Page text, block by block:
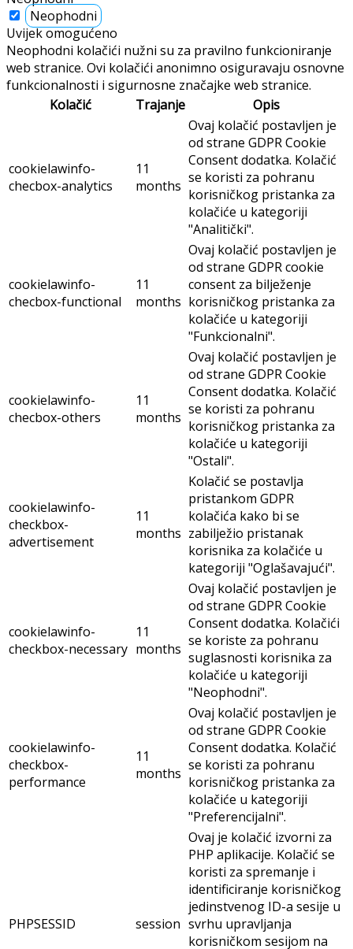
Neophodni
Uvijek omogućeno
Neophodni kolačići nužni su za pravilno funkcioniranje
web stranice. Ovi kolačići anonimno osiguravaju osnovne
funkcionalnosti i sigurnosne značajke web stranice.
Kolačić
Trajanje Opis
cookielawinfo-
checbox-analytics
11
months
Ovaj kolačić postavljen je
od strane GDPR Cookie
Consent dodatka. Kolačić
se koristi za pohranu
korisničkog pristanka za
kolačiće u kategoriji
"Analitički".
cookielawinfo-
checbox-functional
11
months
Ovaj kolačić postavljen je
od strane GDPR cookie
consent za bilježenje
korisničkog pristanka za
kolačiće u kategoriji
"Funkcionalni".
cookielawinfo-
checbox-others
11
months
Ovaj kolačić postavljen je
od strane GDPR Cookie
Consent dodatka. Kolačić
se koristi za pohranu
korisničkog pristanka za
kolačiće u kategoriji
"Ostali".
cookielawinfo-
checkbox-
advertisement
11
months
Kolačić se postavlja
pristankom GDPR
kolačića kako bi se
zabilježio pristanak
korisnika za kolačiće u
kategoriji "Oglašavajući".
cookielawinfo-
checkbox-necessary
11
months
Ovaj kolačić postavljen je
od strane GDPR Cookie
Consent dodatka. Kolačići
se koriste za pohranu
suglasnosti korisnika za
kolačiće u kategoriji
"Neophodni".
cookielawinfo-
checkbox-
performance
11
months
Ovaj kolačić postavljen je
od strane GDPR Cookie
Consent dodatka. Kolačić
se koristi za pohranu
korisničkog pristanka za
kolačiće u kategoriji
"Preferencijalni".
PHPSESSID session
Ovaj je kolačić izvorni za
PHP aplikacije. Kolačić se
koristi za spremanje i
identificiranje korisničkog
jedinstvenog ID-a sesije u
svrhu upravljanja
korisničkom sesijom na